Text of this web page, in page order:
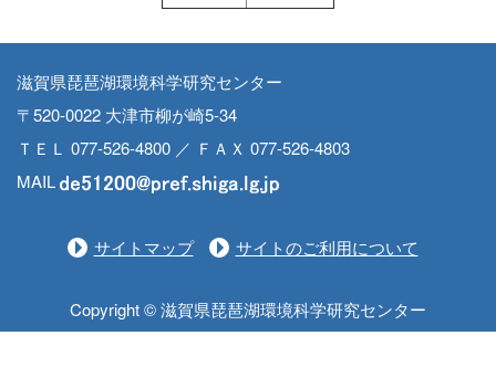
滋賀県琵琶湖環境科学研究センター
〒520-0022 大津市柳が崎5-34
ＴＥＬ 077-526-4800 ／ ＦＡＸ 077-526-4803
MAIL
サイトマップ サイトのご利用について
Copyright © 滋賀県琵琶湖環境科学研究センター